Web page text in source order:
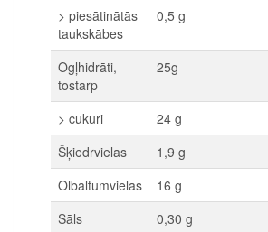
> piesātinātās
taukskābes
0,5 g
Ogļhidrāti,
tostarp
25g
> cukuri 24 g
Šķiedrvielas
1,9 g
Olbaltumvielas
16 g
Sāls
0,30 g